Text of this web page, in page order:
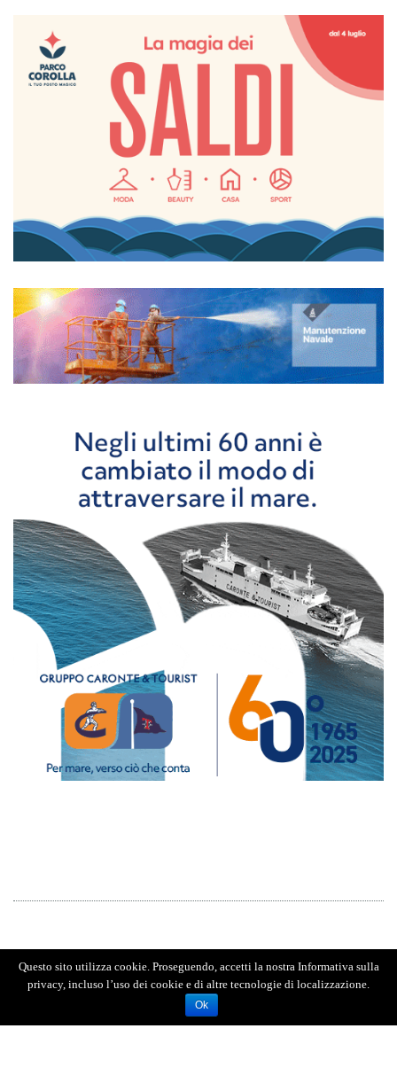
Questo sito utilizza cookie. Proseguendo, accetti la nostra Informativa sulla
privacy, incluso l’uso dei cookie e di altre tecnologie di localizzazione.
Ok